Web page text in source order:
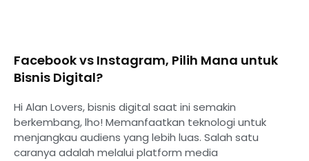
Facebook vs Instagram, Pilih Mana untuk
Bisnis Digital?
Hi Alan Lovers, bisnis digital saat ini semakin
berkembang, lho! Memanfaatkan teknologi untuk
menjangkau audiens yang lebih luas. Salah satu
caranya adalah melalui platform media